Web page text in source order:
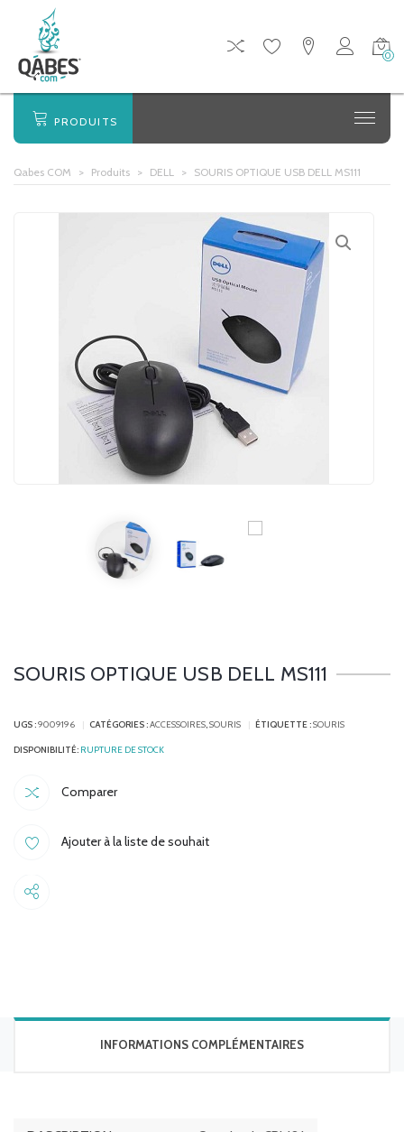
0
PRODUITS
Qabes COM > Produits > DELL > SOURIS OPTIQUE USB DELL MS111
SOURIS OPTIQUE USB DELL MS111
UGS :9009196 CATÉGORIES :ACCESSOIRES,SOURIS ÉTIQUETTE :SOURIS
Comparer
Ajouter à la liste de souhait
RUPTURE DE STOCK
INFORMATIONS COMPLÉMENTAIRES